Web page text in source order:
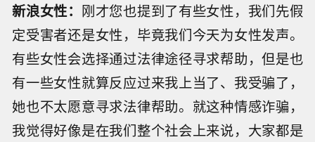
新浪女性： 刚才您也提到了有些女性，我们先假
定受害者还是女性，毕竟我们今天为女性发声。
有些女性会选择通过法律途径寻求帮助，但是也
有一些女性就算反应过来我上当了、我受骗了，
她也不太愿意寻求法律帮助。就这种情感诈骗，
我觉得好像是在我们整个社会上来说，大家都是